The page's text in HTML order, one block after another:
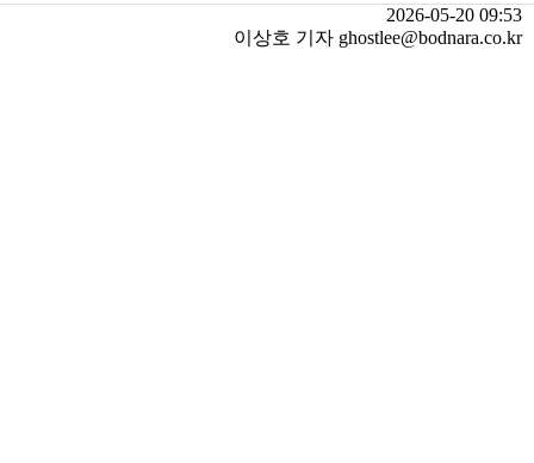
2026-05-20 09:53
이상호 기자 ghostlee@bodnara.co.kr